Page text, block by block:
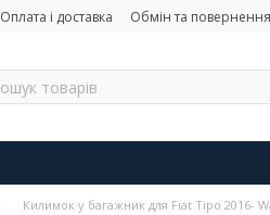
Оплата і доставка Обмін та повернення
Килимок у багажник для Fiat Tipo 2016-